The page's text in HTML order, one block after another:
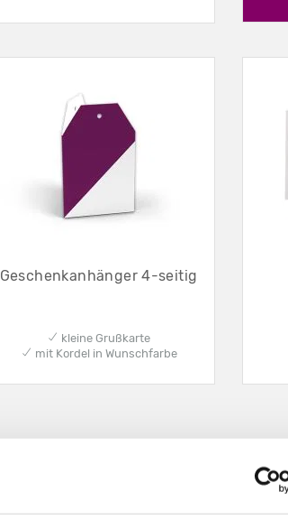
Geschenkanhänger 4-seitig
✔ kleine Grußkarte
✔ mit Kordel in Wunschfarbe